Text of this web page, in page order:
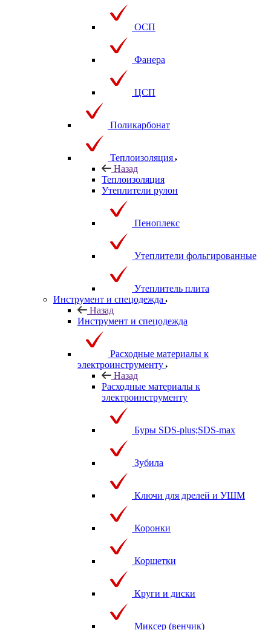
ОСП
Фанера
ЦСП
Поликарбонат
Теплоизоляция
Назад
Теплоизоляция
Утеплители рулон
Пеноплекс
Утеплители фольгированные
Утеплитель плита
Инструмент и спецодежда
Назад
Инструмент и спецодежда
Расходные материалы к
электроинструменту
Назад
Расходные материалы к
электроинструменту
Буры SDS-plus;SDS-max
Зубила
Ключи для дрелей и УШМ
Коронки
Корщетки
Круги и диски
Миксер (венчик)